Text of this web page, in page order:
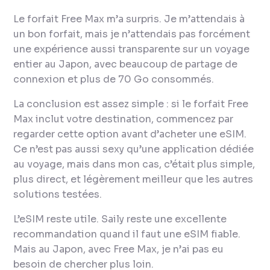
Le forfait Free Max m’a surpris. Je m’attendais à
un bon forfait, mais je n’attendais pas forcément
une expérience aussi transparente sur un voyage
entier au Japon, avec beaucoup de partage de
connexion et plus de 70 Go consommés.
La conclusion est assez simple : si le forfait Free
Max inclut votre destination, commencez par
regarder cette option avant d’acheter une eSIM.
Ce n’est pas aussi sexy qu’une application dédiée
au voyage, mais dans mon cas, c’était plus simple,
plus direct, et légèrement meilleur que les autres
solutions testées.
L’eSIM reste utile. Saily reste une excellente
recommandation quand il faut une eSIM fiable.
Mais au Japon, avec Free Max, je n’ai pas eu
besoin de chercher plus loin.